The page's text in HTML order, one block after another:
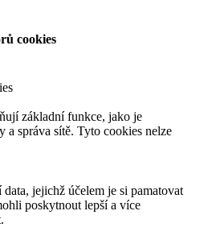
cookies
základní funkce, jako je
a správa sítě. Tyto cookies nelze
jejichž účelem je si pamatovat
poskytnout lepší a více